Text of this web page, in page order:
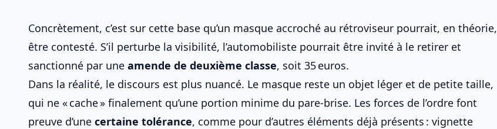
Concrètement, c’est sur cette base qu’un masque accroché au rétroviseur pourrait, en théorie,
être contesté. S’il perturbe la visibilité, l’automobiliste pourrait être invité à le retirer et
sanctionné par une amende de deuxième classe, soit 35 euros.
Dans la réalité, le discours est plus nuancé. Le masque reste un objet léger et de petite taille,
qui ne « cache » finalement qu’une portion minime du pare-brise. Les forces de l’ordre font
preuve d’une certaine tolérance, comme pour d’autres éléments déjà présents : vignette